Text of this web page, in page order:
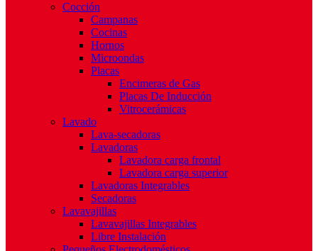
Cocción
Campanas
Cocinas
Hornos
Microondas
Placas
Encimeras de Gas
Placas De Inducción
Vitrocerámicas
Lavado
Lava-secadoras
Lavadoras
Lavadora carga frontal
Lavadora carga superior
Lavadoras Integrables
Secadoras
Lavavajillas
Lavavajillas Integrables
Libre Instalación